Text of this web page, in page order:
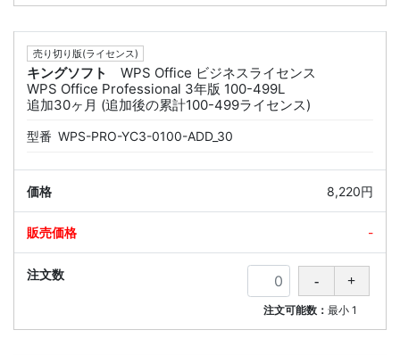
売り切り版(ライセンス)
キングソフト
WPS Office ビジネスライセンス
WPS Office Professional 3年版 100-499L
追加30ヶ月 (追加後の累計100-499ライセンス)
型番 WPS-PRO-YC3-0100-ADD_30
8,220円
-
注文可能数：最小 1